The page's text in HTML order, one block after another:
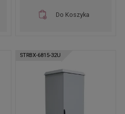
Do Koszyka
STRBX-6815-32U